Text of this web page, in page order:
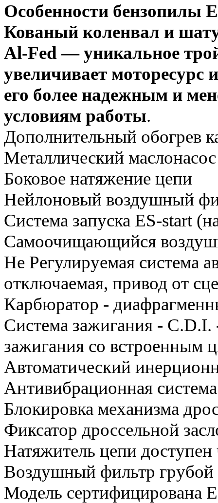
Особенности бензопилы
Кованый коленвал и
Al-Fed — уникальное
увеличивает моторесурс
его более надежным и
условиям работы.
Дополнительный обогрев
Металлический маслонасос
Боковое натяжение цепи
Нейлоновый воздушный
Система запуска ES‐start
Самоочищающийся
Не Регулируемая система
отключаемая, привод от
Карбюратор -
Система зажигания - C.D.I.
зажигания со встроенным
Автоматический
Антивибрационная система
Блокировка механизма
Фиксатор дроссельной
Натяжитель цепи
Воздушный фильтр грубой
Модель сертифицирована